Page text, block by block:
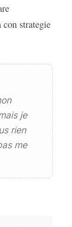
strategie
je
rien
me